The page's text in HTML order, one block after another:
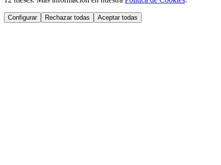
Configurar Rechazar todas Aceptar todas